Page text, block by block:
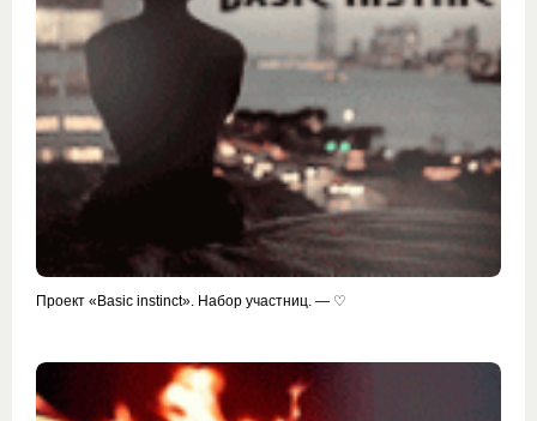
Проект «Basic instinct». Набор участниц. — ♡